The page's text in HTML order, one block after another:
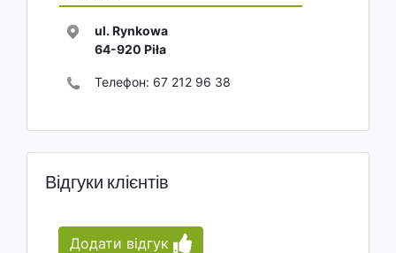
ul. Rynkowa
64-920 Piła
Телефон: 67 212 96 38
Відгуки клієнтів
Додати відгук